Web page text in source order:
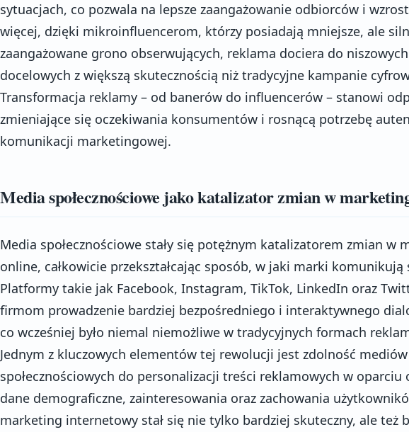
sytuacjach, co pozwala na lepsze zaangażowanie odbiorców i
więcej, dzięki mikroinfluencerom, którzy posiadają mniejsze, ale
zaangażowane grono obserwujących, reklama dociera do
docelowych z większą skutecznością niż tradycyjne kampanie
Transformacja reklamy – od banerów do influencerów – stanowi
zmieniające się oczekiwania konsumentów i rosnącą potrzebę
komunikacji marketingowej.
Media społecznościowe jako katalizator zmian w
Media społecznościowe stały się potężnym katalizatorem zmian w
online, całkowicie przekształcając sposób, w jaki marki
Platformy takie jak Facebook, Instagram, TikTok, LinkedIn oraz
firmom prowadzenie bardziej bezpośredniego i interaktywnego
co wcześniej było niemal niemożliwe w tradycyjnych formach
Jednym z kluczowych elementów tej rewolucji jest zdolność mediów
społecznościowych do personalizacji treści reklamowych w oparciu
dane demograficzne, zainteresowania oraz zachowania
marketing internetowy stał się nie tylko bardziej skuteczny, ale też